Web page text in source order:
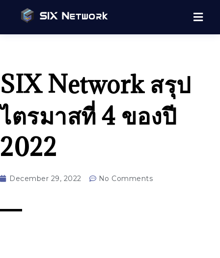
SIX Network สรุป
ไตรมาสที่ 4 ของปี
2022
December 29, 2022 No Comments